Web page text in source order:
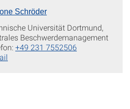
Schröder
Universität Dortmund,
Beschwerdemanagement
+49 231 7552506